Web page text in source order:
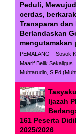
Peduli,
cerdas,
Transparan dan
Berlandaskan
mengutamakan
PEMALANG – Sosok
Maarif Belik Sekaligus
Muhtarudin,
Ijazah
161 Peserta
2025/2026